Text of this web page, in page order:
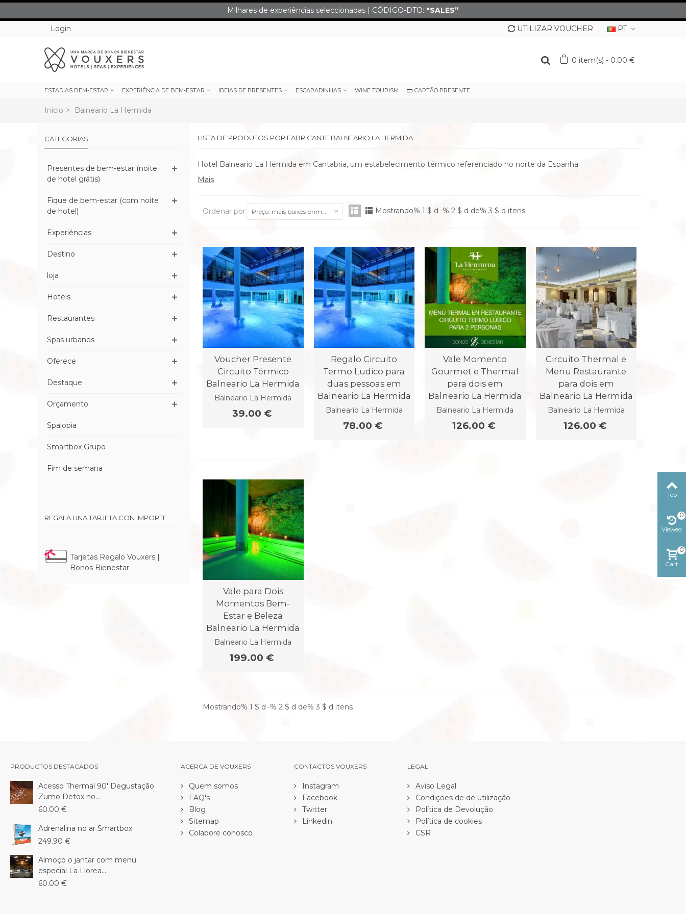
Milhares de experiências seleccionadas | CÓDIGO-DTO: "SALES”
Login
PT
UTILIZAR VOUCHER
0 item(s) - 0.00 €
ESTADIAS BEM-ESTAR EXPERIÊNCIA DE BEM-ESTAR IDEIAS DE PRESENTES ESCAPADINHAS WINE TOURISM CARTÃO PRESENTE
Inicio > Balneario La Hermida
CATEGORIAS
Presentes de bem-estar (noite
de hotel grátis)
Fique de bem-estar (com noite
de hotel)
Experiências
Destino
loja
Hotéis
Restaurantes
Spas urbanos
Oferece
Destaque
Orçamento
Spalopia
Smartbox Grupo
Fim de semana
REGALA UNA TARJETA CON IMPORTE
Tarjetas Regalo Vouxers |
Bonos Bienestar
LISTA DE PRODUTOS POR FABRICANTE BALNEARIO LA HERMIDA
Hotel Balneario La Hermida em Cantabria, um estabelecimento térmico referenciado no norte da Espanha.
Mais
Ordenar por Preço: mais baixos primeiro Mostrando% 1 $ d -% 2 $ d de% 3 $ d itens
Voucher Presente
Circuito Térmico
Balneario La Hermida
Balneario La Hermida
39.00 €
Regalo Circuito
Termo Ludico para
duas pessoas em
Balneario La Hermida
Balneario La Hermida
78.00 €
Vale Momento
Gourmet e Thermal
para dois em
Balneario La Hermida
Balneario La Hermida
126.00 €
Circuito Thermal e
Menu Restaurante
para dois em
Balneario La Hermida
Balneario La Hermida
126.00 €
Vale para Dois
Momentos Bem-
Estar e Beleza
Balneario La Hermida
Balneario La Hermida
199.00 €
Mostrando% 1 $ d -% 2 $ d de% 3 $ d itens
PRODUCTOS DESTACADOS
Acesso Thermal 90' Degustação
Zumo Detox no...
60.00 €
Adrenalina no ar Smartbox
249.90 €
Almoço o jantar com menu
especial La Llorea...
60.00 €
ACERCA DE VOUXERS
Quem somos
FAQ's
Blog
Sitemap
Colabore conosco
CONTACTOS VOUXERS
Instagram
Facebook
Twitter
Linkedin
LEGAL
Aviso Legal
Condiçoes de de utilização
Política de Devolução
Política de cookies
CSR
Top
Viewed
0
Cart
0